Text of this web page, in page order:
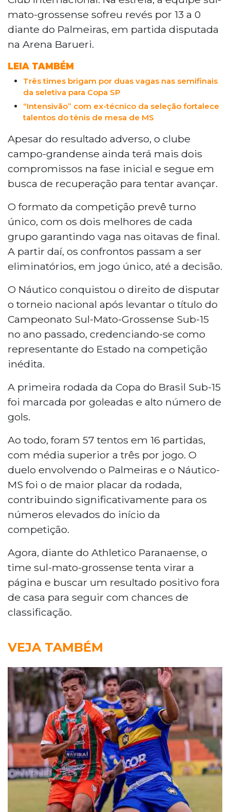
A4 ao lado de Internacional e Palmeiras, a
equipe campo-grandense precisa
terminar entre os dois melhores da chave
para avançar às oitavas de final. O torneio
nacional teve média superior a três gols
mato-grossense sofreu revés por 13 a 0
diante do Palmeiras, em partida disputada
na Arena Barueri.
LEIA TAMBÉM
Três times brigam por duas vagas nas semifinais
da seletiva para Copa SP
“Intensivão” com ex-técnico da seleção fortalece
talentos do tênis de mesa de MS
Apesar do resultado adverso, o clube
campo-grandense ainda terá mais dois
compromissos na fase inicial e segue em
busca de recuperação para tentar avançar.
O formato da competição prevê turno
único, com os dois melhores de cada
grupo garantindo vaga nas oitavas de final.
A partir daí, os confrontos passam a ser
eliminatórios, em jogo único, até a decisão.
O Náutico conquistou o direito de disputar
o torneio nacional após levantar o título do
Campeonato Sul-Mato-Grossense Sub-15
no ano passado, credenciando-se como
representante do Estado na competição
inédita.
A primeira rodada da Copa do Brasil Sub-15
foi marcada por goleadas e alto número de
gols.
Ao todo, foram 57 tentos em 16 partidas,
com média superior a três por jogo. O
duelo envolvendo o Palmeiras e o Náutico-
MS foi o de maior placar da rodada,
contribuindo significativamente para os
números elevados do início da
competição.
Agora, diante do Athletico Paranaense, o
time sul-mato-grossense tenta virar a
página e buscar um resultado positivo fora
de casa para seguir com chances de
classificação.
VEJA TAMBÉM